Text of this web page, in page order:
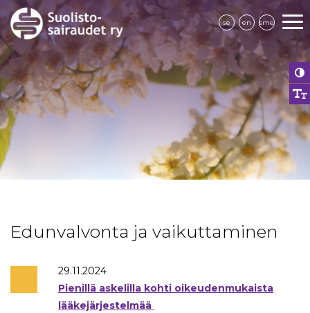
se en sme
Edunvalvonta ja vaikuttaminen
29.11.2024
Pienillä askelilla kohti oikeudenmukaista
lääkejärjestelmää